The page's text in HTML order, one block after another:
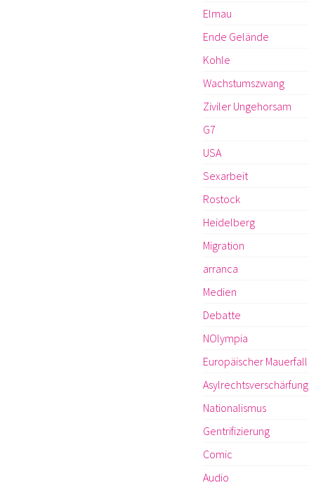
Elmau
Ende Gelände
Kohle
Wachstumszwang
Ziviler Ungehorsam
G7
USA
Sexarbeit
Rostock
Heidelberg
Migration
arranca
Medien
Debatte
NOlympia
Europäischer Mauerfall
Asylrechtsverschärfung
Nationalismus
Gentrifizierung
Comic
Audio